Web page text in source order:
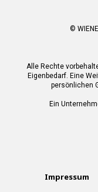
©
Alle Rechte
Eigenbedarf. Eine
persönlichen
Ein
Impressum